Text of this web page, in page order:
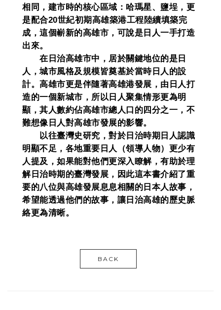
相同，建市時的核心區域：哈瑪星、鹽埕，更
是配合20世紀初期高雄築港工程陸續填築完
成，這個嶄新的高雄市，可說是日人一手打造
出來。
在日治高雄市中，居於關鍵地位的是日
人，城市風格及規模皆奠基於當時日人的設
計。高雄市更是伴隨著高雄港發展，由日人打
造的一個新城市，所以日人聚集情形更為明
顯，其人數約佔高雄市總人口的四分之一，不
難想像日人對高雄市發展的影響。
以往臺灣史研究，對於日治時期日人認識
明顯不足，各地重要日人（領導人物）更少有
人提及，如果能對他們更深入瞭解，有助於理
解日治時期的臺灣發展，因此這本書介紹了重
要的八位與高雄發展息息相關的日本人故事，
希望能透過他們的故事，讓日治高雄的歷史脈
絡更為清晰。
BACK